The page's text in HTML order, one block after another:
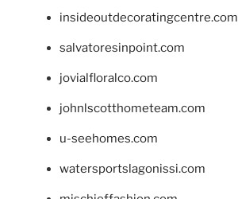
insideoutdecoratingcentre.com
salvatoresinpoint.com
jovialfloralco.com
johnlscotthometeam.com
u-seehomes.com
watersportslagonissi.com